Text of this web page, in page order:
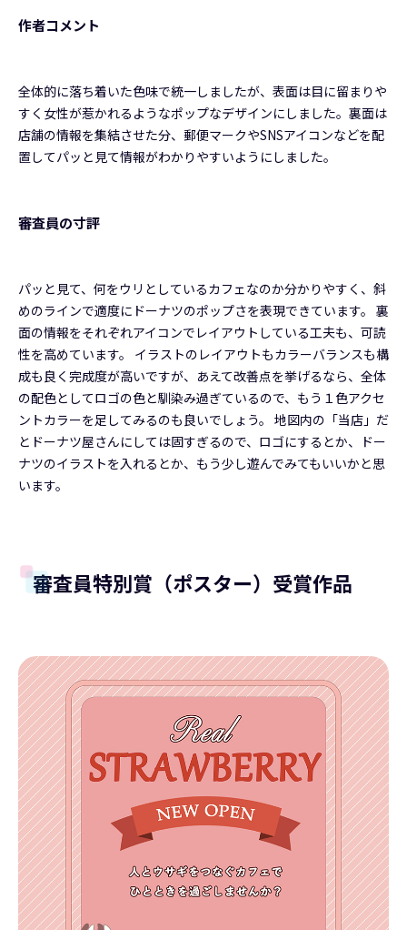
作者コメント
全体的に落ち着いた色味で統一しましたが、表面は目に留まりや
すく女性が惹かれるようなポップなデザインにしました。裏面は
店舗の情報を集結させた分、郵便マークやSNSアイコンなどを配
置してパッと見て情報がわかりやすいようにしました。
審査員の寸評
パッと見て、何をウリとしているカフェなのか分かりやすく、斜
めのラインで適度にドーナツのポップさを表現できています。 裏
面の情報をそれぞれアイコンでレイアウトしている工夫も、可読
性を高めています。 イラストのレイアウトもカラーバランスも構
成も良く完成度が高いですが、あえて改善点を挙げるなら、全体
の配色としてロゴの色と馴染み過ぎているので、もう１色アクセ
ントカラーを足してみるのも良いでしょう。 地図内の「当店」だ
とドーナツ屋さんにしては固すぎるので、ロゴにするとか、ドー
ナツのイラストを入れるとか、もう少し遊んでみてもいいかと思
います。
審査員特別賞（ポスター）受賞作品